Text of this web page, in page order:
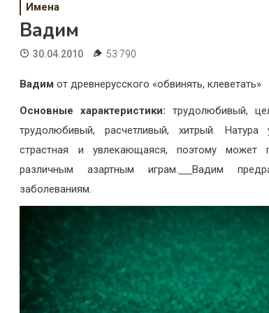
Имена
Вадим
30.04.2010 53 790
Вадим от древнерусского «обвинять, клеветать»
Основные характеристики: трудолюбивый,
трудолюбивый, расчетливый, хитрый.
страстная и увлекающаяся, поэтому может
различным азартным играм.
Вадим
заболеваниям.